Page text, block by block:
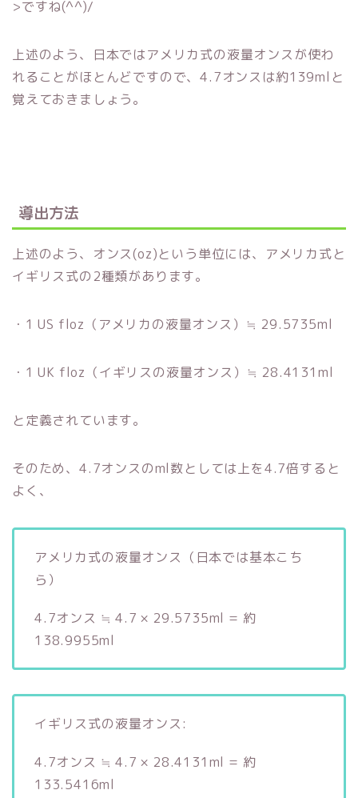
>ですね(^^)/
上述のよう、日本ではアメリカ式の液量オンスが使わ
れることがほとんどですので、4.7オンスは約139mlと
覚えておきましょう。
導出方法
上述のよう、オンス(oz)という単位には、アメリカ式と
イギリス式の2種類があります。
・1 US floz（アメリカの液量オンス）≒ 29.5735ml
・1 UK floz（イギリスの液量オンス）≒ 28.4131ml
と定義されています。
そのため、4.7オンスのml数としては上を4.7倍すると
よく、
アメリカ式の液量オンス（日本では基本こち
ら）
4.7オンス ≒ 4.7 × 29.5735ml = 約
138.9955ml
イギリス式の液量オンス:
4.7オンス ≒ 4.7 × 28.4131ml = 約
133.5416ml